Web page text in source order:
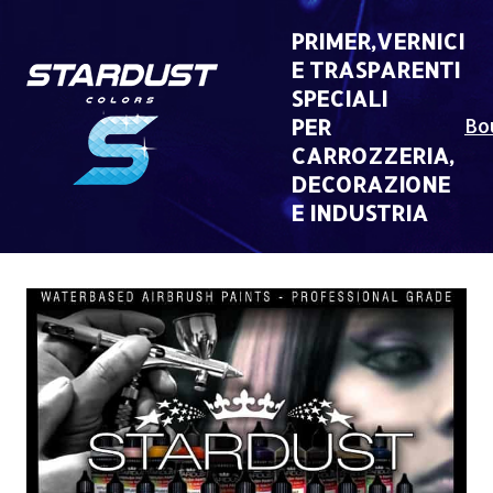
PRIMER,VERNICI
E TRASPARENTI
SPECIALI
PER
CARROZZERIA,
DECORAZIONE
E INDUSTRIA